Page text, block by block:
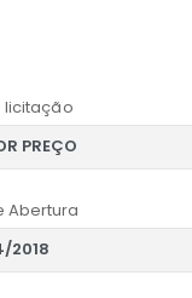
licitação
Abertura